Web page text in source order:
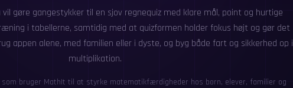
gøre gangestykker til en sjov regnequiz med klare mål, point og hurtige
i tabellerne, samtidig med at quizformen holder fokus højt og gør det
appen alene, med familien eller i dyste, og byg både fart og sikkerhed op i
multiplikation.
som bruger MathIt til at styrke matematikfærdigheder hos børn, elever, familier og